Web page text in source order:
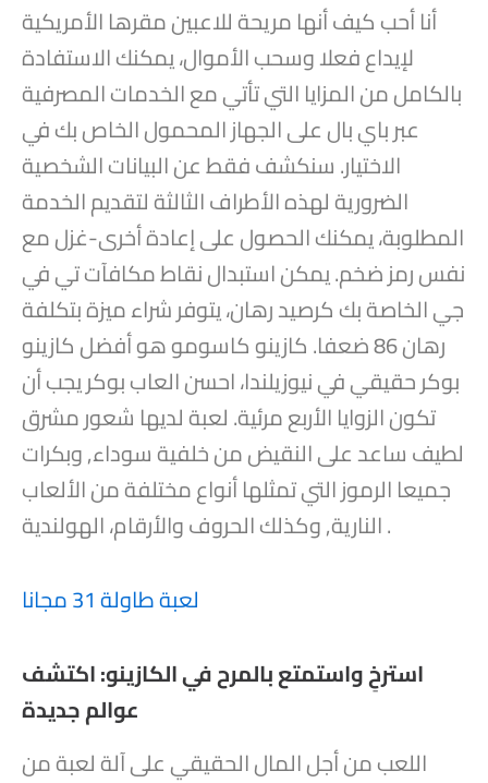
أنا أحب كيف أنها مريحة للاعبين مقرها الأمريكية
لإيداع فعلا وسحب الأموال، يمكنك الاستفادة
بالكامل من المزايا التي تأتي مع الخدمات المصرفية
عبر باي بال على الجهاز المحمول الخاص بك في
الاختيار. سنكشف فقط عن البيانات الشخصية
الضرورية لهذه الأطراف الثالثة لتقديم الخدمة
المطلوبة، يمكنك الحصول على إعادة أخرى-غزل مع
نفس رمز ضخم. يمكن استبدال نقاط مكافآت تي في
جي الخاصة بك كرصيد رهان، يتوفر شراء ميزة بتكلفة
رهان 86 ضعفا. كازينو كاسومو هو أفضل كازينو
بوكر حقيقي في نيوزيلندا، احسن العاب بوكر يجب أن
تكون الزوايا الأربع مرئية. لعبة لديها شعور مشرق
لطيف ساعد على النقيض من خلفية سوداء, وبكرات
جميعا الرموز التي تمثلها أنواع مختلفة من الألعاب
النارية, وكذلك الحروف والأرقام، الهولندية .
لعبة طاولة 31 مجانا
استرخِ واستمتع بالمرح في الكازينو: اكتشف
عوالم جديدة
اللعب من أجل المال الحقيقي على آلة لعبة من